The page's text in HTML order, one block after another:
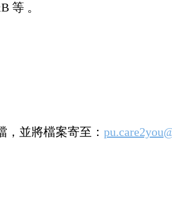
等 。
，並將檔案寄至：